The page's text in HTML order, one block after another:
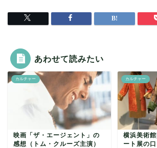
あわせて読みたい
カルチャー
映画「ザ・エージェント」の
感想（トム・クルーズ主演）
カルチャー
横浜美術
ート展の